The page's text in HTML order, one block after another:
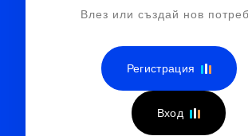
Влез или създай нов
Регистрация
Вход